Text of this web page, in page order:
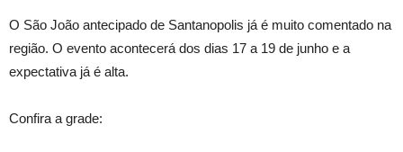
O São João antecipado de Santanopolis já é muito comentado na
região. O evento acontecerá dos dias 17 a 19 de junho e a
expectativa já é alta.
Confira a grade: